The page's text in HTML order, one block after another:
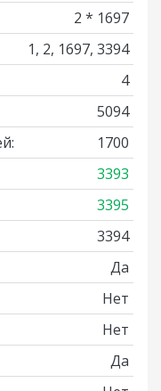
2 * 1697
1, 2, 1697, 3394
4
5094
1700
3393
3395
3394
Да
Нет
Нет
Да